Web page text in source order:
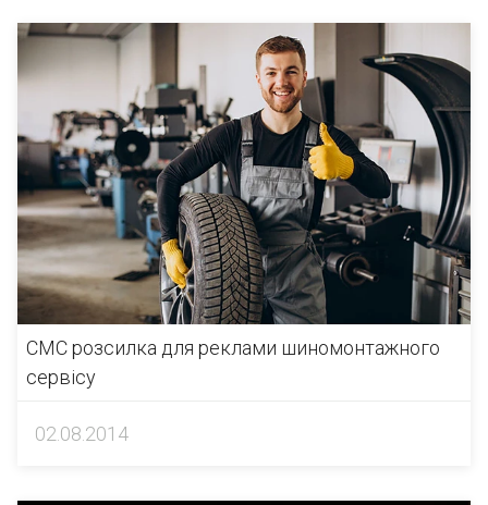
СМС розсилка для реклами шиномонтажного
сервісу
02.08.2014